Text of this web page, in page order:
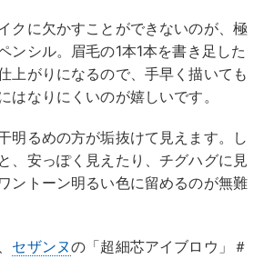
クに欠かすことができないのが、極
ンシル。眉毛の1本1本を書き足した
上がりになるので、手早く描いても
はなりにくいのが嬉しいです。
明るめの方が垢抜けて見えます。し
、安っぽく見えたり、チグハグに見
ントーン明るい色に留めるのが無難
セザンヌの「超細芯アイブロウ」＃